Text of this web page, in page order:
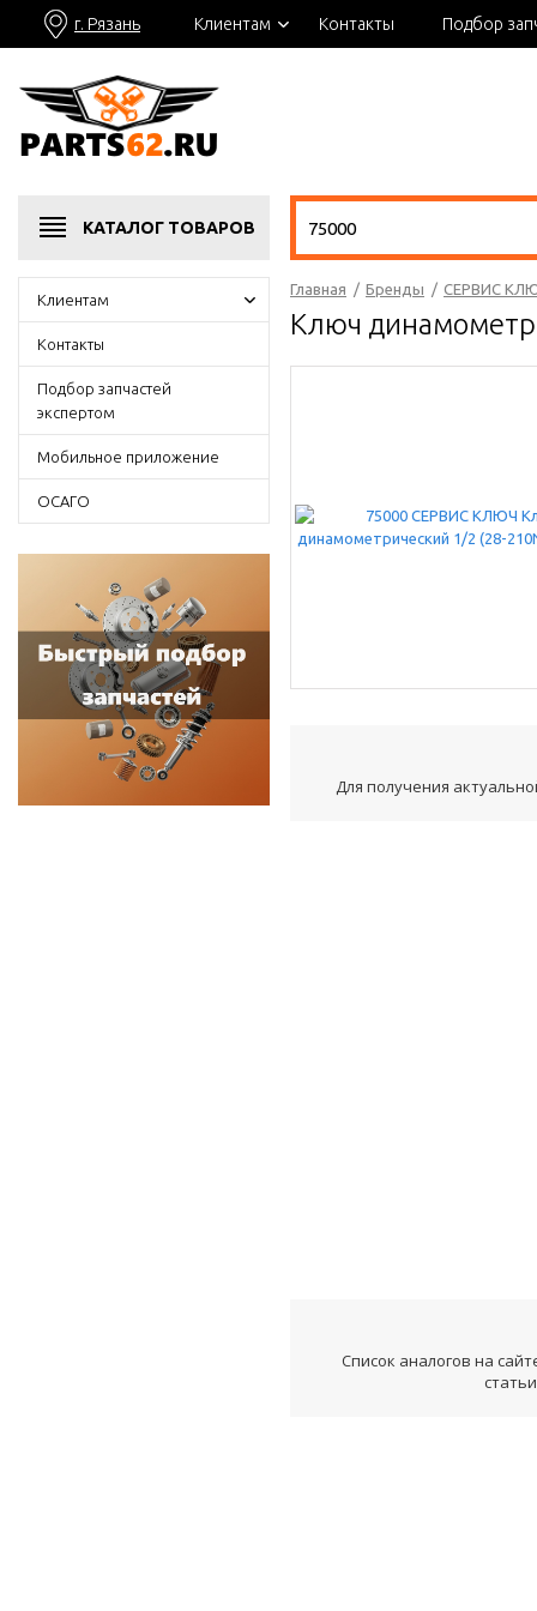
г. Рязань Клиентам Контакты Подбор
КАТАЛОГ ТОВАРОВ
Клиентам
Контакты
Подбор запчастей
экспертом
Мобильное приложение
ОСАГО
Главная / Бренды / СЕРВИС
Ключ
Для получения
Список аналогов на